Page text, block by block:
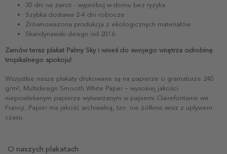
30 dni na zwrot - wypróbuj w domu bez ryzyka
Szybka dostawa 2-4 dni robocze
Zrównoważona produkcja z ekologicznych materiałów
Skandynawski design od 2016
Zamów teraz plakat Palmy Sky i wnieś do swojego wnętrza odrobinę
tropikalnego spokoju!
Wszystkie nasze plakaty drukowane są na papierze o gramaturze 240
g/m², Multidesign Smooth White Paper – wysokiej jakości
niepowlekanym papierze wytwarzanym w papierni Clairefontaine we
Francji. Papier ma jakość archiwalną, tzn. nie żółknie wraz z upływem
czasu.
O naszych plakatach